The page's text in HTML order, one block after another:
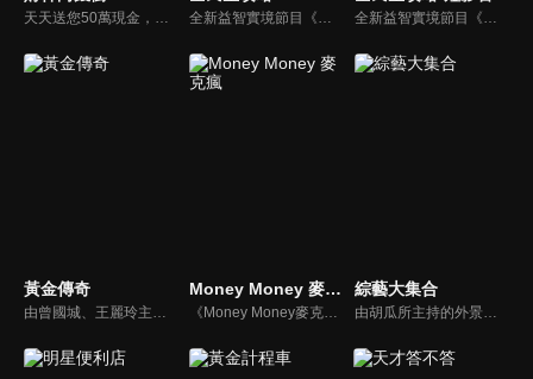
天天送您50萬現金，還有汽車大獎！不考智力、體力，挑戰家人、同事、同學、朋友互相了解的成渡和共同生活經驗。快來參加《財神向前衝》大獎通通送給您。 全新益智實境節目《全民星攻略》，由館長曾國城擔任把關者，考驗著每個來挑戰九宮格益智遊戲藝人明星。想要攻略九宮格關卡，透過創意聯想、邏輯推理、理想分析，才有機會獲取智慧星幣，帶走夢幻大獎。 全新益智實境節目《全民星攻略》，由館長曾國城擔任把關者，考驗著每個來挑戰九宮格益智遊戲藝人明星。想要攻略九宮格關卡，透過創意聯想、邏輯推理、理想分析，才有機會獲取智慧星幣，帶走夢幻大獎。
黃金傳奇
由曾國城、王麗玲主持，許多人記憶中的經典外景綜藝節目之一。每次闖關成功的隊伍，可獲得藏寶圖；拼湊出完整藏寶圖者，可憑著藏寶圖提示至寶箱放置處；最後以正確寶箱之正確答案鑰匙開啟成功者，除隊長本身外的每位參賽者，即可獲得價值新台幣5萬元之黃金金牌。
Money Money 麥克瘋
《Money Money麥克瘋》節目強調不比音準、不比音色，也不比外型、外貌、氣質、長相等如何，只強調只要歌詞記得牢，就可以參加比賽。
綜藝大集合
由胡瓜所主持的外景綜藝節目，秉持著「幸福好運到，獎金送夠夠」的精神，和眾多藝人與鄉親同樂玩遊戲拿獎金，介紹各地的人文、美食、特產等，提供豐富多元的內容，不間斷的笑料，讓您忘卻一切煩惱、開懷大笑。